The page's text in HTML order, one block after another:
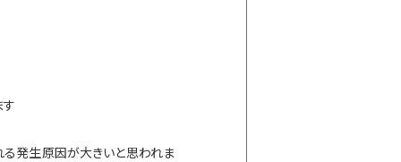
発生原因が大きいと思われま